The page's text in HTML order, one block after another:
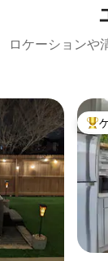
ロケーションや
大